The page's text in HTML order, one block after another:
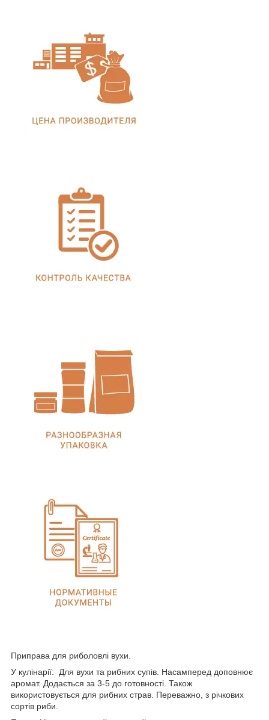
Приправа для риболовлі вухи.
У кулінарії: Для вухи та рибних супів. Насамперед доповнює
аромат. Додається за 3-5 до готовності. Також
використовується для рибних страв. Переважно, з річкових
сортів риби.